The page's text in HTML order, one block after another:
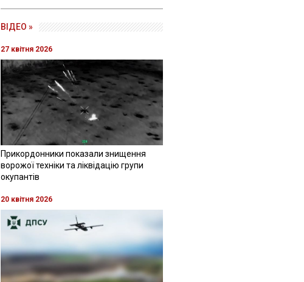
ВІДЕО »
27 квітня 2026
Прикордонники показали знищення
ворожої техніки та ліквідацію групи
окупантів
20 квітня 2026